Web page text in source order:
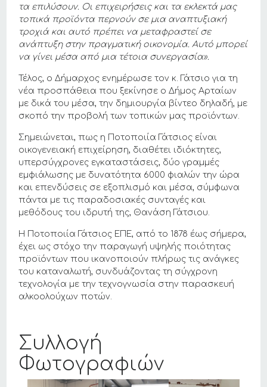
τα επιλύσουν. Οι επιχειρήσεις και τα εκλεκτά μας
τοπικά προϊόντα περνούν σε μια αναπτυξιακή
τροχιά και αυτό πρέπει να μεταφραστεί σε
ανάπτυξη στην πραγματική οικονομία. Αυτό μπορεί
να γίνει μέσα από μια τέτοια συνεργασία».
Τέλος, ο Δήμαρχος ενημέρωσε τον κ. Γάτσιο για τη
νέα προσπάθεια που ξεκίνησε ο Δήμος Αρταίων
με δικά του μέσα, την δημιουργία βίντεο δηλαδή, με
σκοπό την προβολή των τοπικών μας προϊόντων.
Σημειώνεται, πως η Ποτοποιία Γάτσιος είναι
οικογενειακή επιχείρηση, διαθέτει ιδιόκτητες,
υπερσύγχρονες εγκαταστάσεις, δύο γραμμές
εμφιάλωσης με δυνατότητα 6000 φιαλών την ώρα
και επενδύσεις σε εξοπλισμό και μέσα, σύμφωνα
πάντα με τις παραδοσιακές συνταγές και
μεθόδους του ιδρυτή της, Θανάση Γάτσιου.
Η Ποτοποιία Γάτσιος ΕΠΕ, από το 1878 έως σήμερα,
έχει ως στόχο την παραγωγή υψηλής ποιότητας
προϊόντων που ικανοποιούν πλήρως τις ανάγκες
του καταναλωτή, συνδυάζοντας τη σύγχρονη
τεχνολογία με την τεχνογνωσία στην παρασκευή
αλκοολούχων ποτών.
Συλλογή
Φωτογραφιών